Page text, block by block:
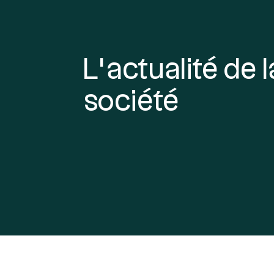
L’actualité de
société